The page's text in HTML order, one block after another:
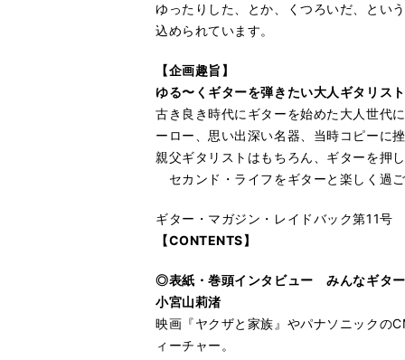
ゆったりした、とか、くつろいだ、とい
込められています。
【企画趣旨】
ゆる〜くギターを弾きたい大人ギタリス
古き良き時代にギターを始めた大人世代
ーロー、思い出深い名器、当時コピーに
親父ギタリストはもちろん、ギターを押
セカンド・ライフをギターと楽しく過
ギター・マガジン・レイドバック第11号
【CONTENTS】
◎表紙・巻頭インタビュー みんなギタ
小宮山莉渚
映画『ヤクザと家族』やパナソニックの
ィーチャー。